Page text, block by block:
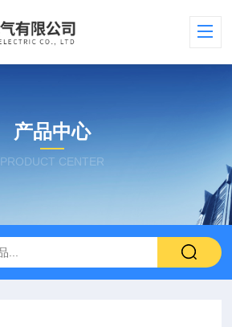
产品中心
PRODUCT CENTER